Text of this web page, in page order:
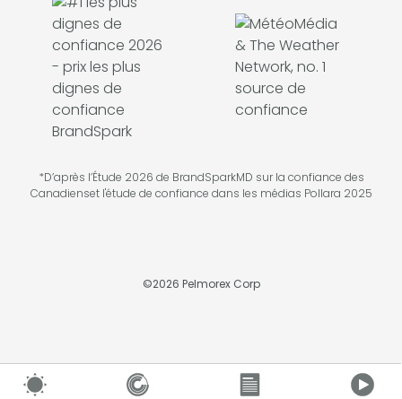
*D’après l’Étude 2026 de BrandSparkMD sur la confiance des
Canadienset l'étude de confiance dans les médias Pollara 2025
©2026 Pelmorex Corp